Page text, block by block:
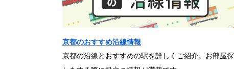
京都のおすすめ沿線情報
京都の沿線とおすすめの駅を詳しくご紹介。お部屋探